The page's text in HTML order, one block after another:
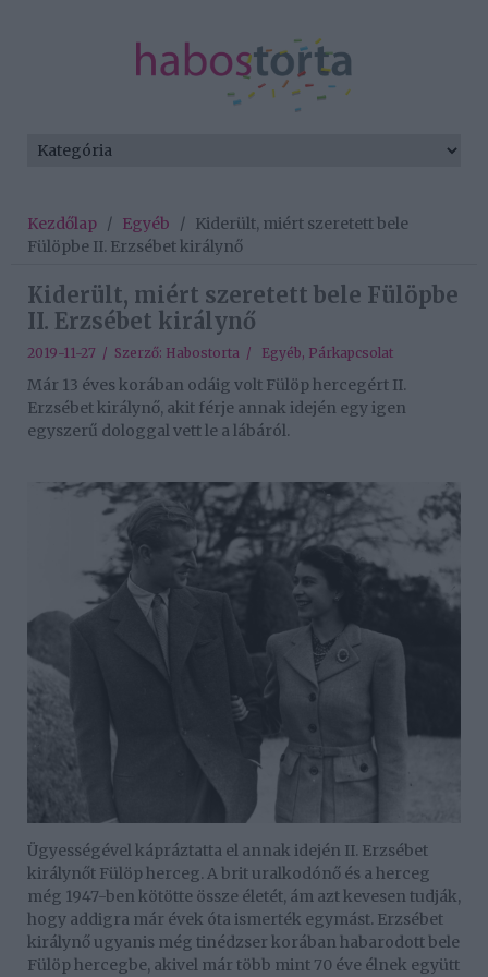
Kezdőlap / Egyéb / Kiderült, miért szeretett bele
Fülöpbe II. Erzsébet királynő
Kiderült, miért szeretett bele Fülöpbe
II. Erzsébet királynő
2019-11-27 / Szerző: Habostorta / Egyéb, Párkapcsolat
Már 13 éves korában odáig volt Fülöp hercegért II.
Erzsébet királynő, akit férje annak idején egy igen
egyszerű dologgal vett le a lábáról.
Ügyességével kápráztatta el annak idején II. Erzsébet
királynőt Fülöp herceg. A brit uralkodónő és a herceg
még 1947-ben kötötte össze életét, ám azt kevesen tudják,
hogy addigra már évek óta ismerték egymást. Erzsébet
királynő ugyanis még tinédzser korában habarodott bele
Fülöp hercegbe, akivel már több mint 70 éve élnek együtt